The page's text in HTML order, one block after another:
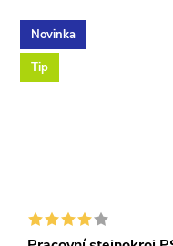
Novinka
Tip